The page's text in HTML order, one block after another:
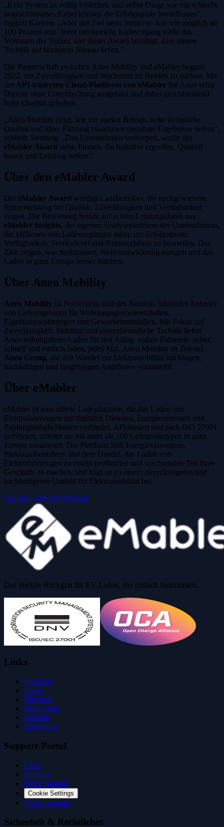
„Kein System ist völlig fehlerfrei, und selbst Dinge wie ein schlecht
angeschlossenes Kabel können die Erfolgsquote beeinflussen",
ergänzt Karlsen. „Aber das Ziel muss immer so nah wie möglich an
100 Prozent sein. Jeder erfolgreiche Ladevorgang stärkt das
Vertrauen der Nutzer, und dieser Award bestätigt, dass unsere
Technik auf höchstem Niveau liefert."
Die Partnerschaft zwischen Aneo Mobility und eMabler begann
2022, um Zuverlässigkeit und Wachstum im Betrieb zu stärken. Mit
der API-basierten Cloud-Plattform von eMabler hat Aneo seine
Dienste ohne Unterbrechung ausgebaut und dabei gleichbleibend
hohe Qualität gehalten.
„Aneo Mobility zeigt, wie ein starker Betrieb, hohe technische
Qualität und klare Führung zusammen messbare Ergebnisse liefern",
schließt Stenberg. „Das Unternehmen verkörpert, wofür der
eMabler Award steht: Firmen, die Initiative ergreifen, Qualität
bauen und Leistung liefern."
Über den eMabler Award
Der eMabler Award würdigt Ladebetreiber, die nachgewiesene
Spitzenleistung bei Qualität, Zuverlässigkeit und Verfügbarkeit
zeigen. Die Bewertung beruht auf echten Leistungsdaten aus
eMabler Insights, der eigenen Analyseplattform des Unternehmens,
die Millionen von Ladevorgängen misst, um Erfolgsquote,
Verfügbarkeit, Servicelevel und Nutzererlebnis zu beurteilen. Das
Ziel: zeigen, was funktioniert, Weiterentwicklung anregen und das
Laden in ganz Europa besser machen.
Über Aneo Mobility
Aneo Mobility ist Norwegens und des Nordens führender Anbieter
von Ladeangeboten für Wohnungsgenossenschaften,
Eigentumswohnungen und Gewerbeimmobilien. Mit Fokus auf
Zuverlässigkeit, Stabilität und nutzerfreundliche Technik liefert
Aneo reibungsloses Laden für den Alltag, sodass Fahrende sicher,
schnell und einfach laden, jedes Mal. Aneo Mobility ist Teil der
Aneo Group, die den Wandel zur Elektromobilität mit klugen,
nachhaltigen und langfristigen Angeboten vorantreibt.
Über eMabler
eMabler ist eine offene Ladeplattform, die das Laden von
Elektrofahrzeugen mit digitalen Diensten, Energiesystemen und
Zahlungsmöglichkeiten verbindet. API-basiert und nach ISO 27001
zertifiziert, arbeitet sie mit mehr als 160 Ladegerätetypen in ganz
Europa zusammen. Die Plattform hilft Energieversorgern,
Parkraumbetreibern und dem Handel, das Laden von
Elektrofahrzeugen zu einem profitablen und wachsenden Teil ihres
Geschäfts zu machen, und trägt so zu einem zuverlässigeren und
nachhaltigeren Umfeld für Elektromobilität bei.
See all Guides & Webinars
Das digitale Rückgrat für EV-Laden, das einfach funktioniert.
Links
Produkte
Preise
Über uns
Ökosystem
Kunden
Entwickler
Support-Portal
FAQ
Support
Wissensportal
Cookie Settings
Plattformstatus
Sicherheit & Rechtliches